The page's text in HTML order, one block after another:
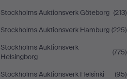
Stockholms Auktionsverk Göteborg (213)
Stockholms Auktionsverk Hamburg (225)
Stockholms Auktionsverk
Helsingborg
(775)
Stockholms Auktionsverk Helsinki
(95)